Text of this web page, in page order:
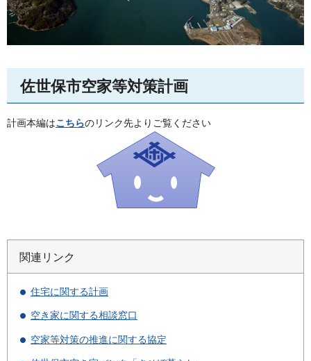
佐世保市空家等対策計画
計画本編はこちらのリンク先よりご覧ください
関連リンク
住宅に関する計画
空き家に関する相談窓口
空家等対策の推進に関する協定